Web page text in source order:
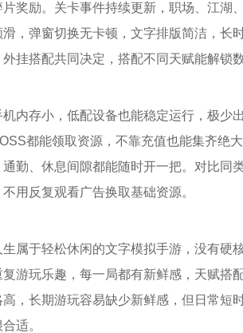
奖励。关卡事件持续更新，职场、江湖
，弹窗切换无卡顿，文字排版简洁，长
挂搭配共同决定，搭配不同天赋能解锁
机内存小，低配设备也能稳定运行，极少
都能领取资源，不靠充值也能集齐绝
勤、休息间隙都能随时开一把。对比同
用反复观看广告换取基础资源。
生属于轻松休闲的文字模拟手游，没有硬
游玩乐趣，每一局都有新鲜感，天赋搭
，长期游玩容易缺少新鲜感，但日常短
适。